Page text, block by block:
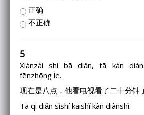
正确
不正确
5
Xiànzài shì bā diǎn, tā kàn
fēnzhōng le.
现在是八点，他看电视看了二十分钟
Tā qī diǎn sìshí kāishǐ kàn diànshì.